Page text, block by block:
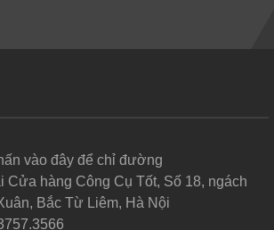
vào đây để chỉ đường
Cửa hàng Công Cụ Tốt, Số 18, ngách
Bắc Từ Liêm, Hà Nội